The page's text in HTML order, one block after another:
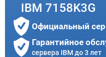
IBM 7158K3G
Официальный
Гарантийное
сервера IBM до 3 лет